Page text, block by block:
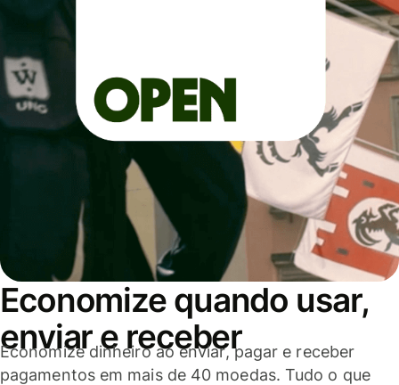
Economize quando usar,
enviar e receber
Economize dinheiro ao enviar, pagar e receber
pagamentos em mais de 40 moedas. Tudo o que